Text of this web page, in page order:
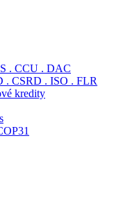
. CCU . DAC
. CSRD . ISO . FLR
kredity